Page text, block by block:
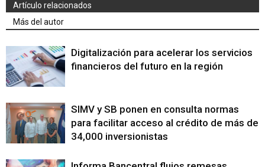
Artículo relacionados
Más del autor
Digitalización para acelerar los servicios
financieros del futuro en la región
SIMV y SB ponen en consulta normas
para facilitar acceso al crédito de más de
34,000 inversionistas